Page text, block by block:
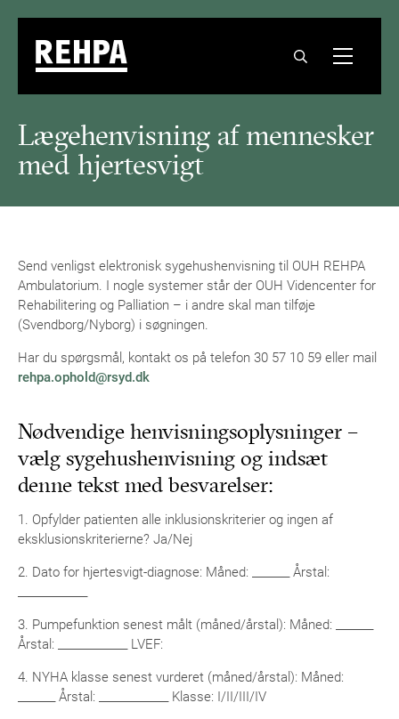
Lægehenvisning af mennesker
med hjertesvigt
Send venligst elektronisk sygehushenvisning til OUH REHPA
Ambulatorium. I nogle systemer står der OUH Videncenter for
Rehabilitering og Palliation – i andre skal man tilføje
(Svendborg/Nyborg) i søgningen.
Har du spørgsmål, kontakt os på telefon 30 57 10 59 eller mail
rehpa.ophold@rsyd.dk
Nødvendige henvisningsoplysninger –
vælg sygehushenvisning og indsæt
denne tekst med besvarelser:
1. Opfylder patienten alle inklusionskriterier og ingen af
eksklusionskriterierne? Ja/Nej
2. Dato for hjertesvigt-diagnose: Måned: _______ Årstal:
3. Pumpefunktion senest målt (måned/årstal): Måned: _______
Årstal: _____________ LVEF:
4. NYHA klasse senest vurderet (måned/årstal): Måned:
_______ Årstal: _____________ Klasse: I/II/III/IV